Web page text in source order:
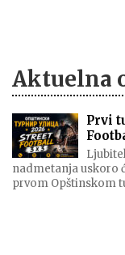
Aktuelna
Prvi
nadmetanja uskoro
prvom Opštinskom